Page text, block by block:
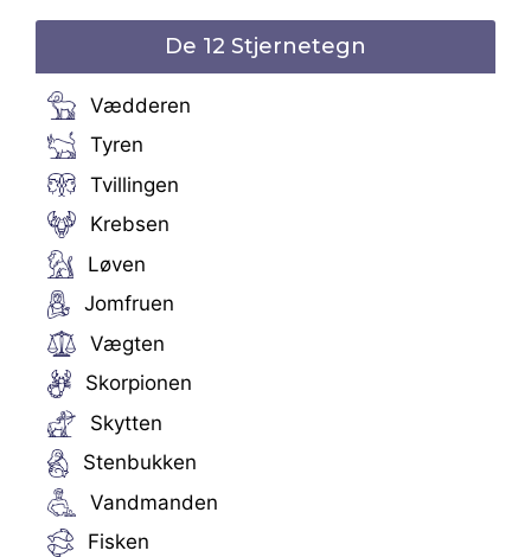
De 12 Stjernetegn
Vædderen
Tyren
Tvillingen
Krebsen
Løven
Jomfruen
Vægten
Skorpionen
Skytten
Stenbukken
Vandmanden
Fisken